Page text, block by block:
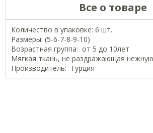
Все о товаре
Количество в упаковке: 6 шт.
Размеры: (5-6-7-8-9-10)
Возрастная группа: от 5 до 10лет
Мягкая ткань, не раздражающая
Производитель: Турция